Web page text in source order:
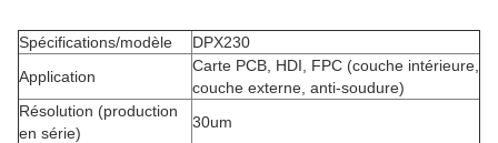
Spécifications/modèle
DPX230
Application
Carte PCB, HDI, FPC (couche intérieure,
couche externe, anti-soudure)
Résolution (production
en série)
30um